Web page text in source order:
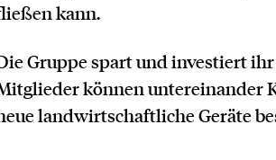
kann.
Gruppe spart und investiert
können untereinander
landwirtschaftliche Geräte